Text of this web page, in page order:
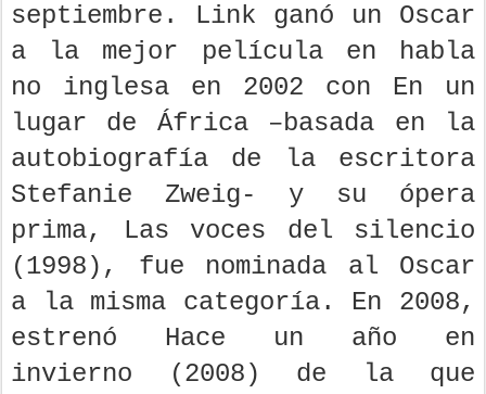
septiembre. Link ganó un Oscar
a la mejor película en habla
no inglesa en 2002 con En un
lugar de África –basada en la
autobiografía de la escritora
Stefanie Zweig- y su ópera
prima, Las voces del silencio
(1998), fue nominada al Oscar
a la misma categoría. En 2008,
estrenó Hace un año en
invierno (2008) de la que